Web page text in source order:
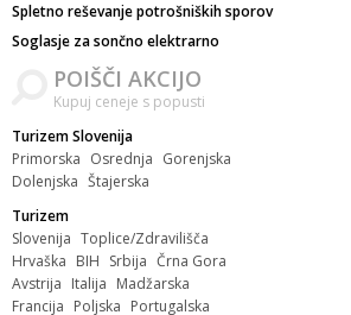
Spletno reševanje potrošniških sporov
Soglasje za sončno elektrarno
POIŠČI AKCIJO
Kupuj ceneje s popusti
Turizem Slovenija
Primorska Osrednja Gorenjska
Dolenjska Štajerska
Turizem
Slovenija Toplice/Zdravilišča
Hrvaška BIH Srbija Črna Gora
Avstrija Italija Madžarska
Francija Poljska Portugalska